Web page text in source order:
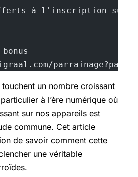
à l'inscription sur
bonus
touchent un nombre croissant
à l’ère numérique où
sur nos appareils est
commune. Cet article
de savoir comment cette
une véritable